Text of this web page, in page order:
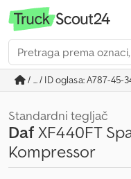
/ ... / ID oglasa: A787-45-
Standardni tegljač
DafXF440FT
Kompressor